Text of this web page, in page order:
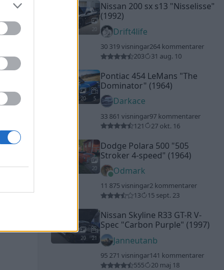
20
Nissan 200 sx s13 "Nisselisse"
(1992)
Drift4life
30 319 visningar264 kommentarer
203
31 aug. 10
20 5
Pontiac 454 LeMans "The
Dominator" (1964)
Darkace
33 861 visningar97 kommentarer
121
27 okt. 16
20
Dodge Polara 500 "505
Stroker 4-speed" (1964)
Odmark
11 875 visningar2 kommentarer
13
15 sept. 23
20 21
Nissan Skyline R33 GT-R V-
Spec "Carbon Purple" (1997)
Janneutanb
95 271 visningar141 kommentarer
555
20 maj 18